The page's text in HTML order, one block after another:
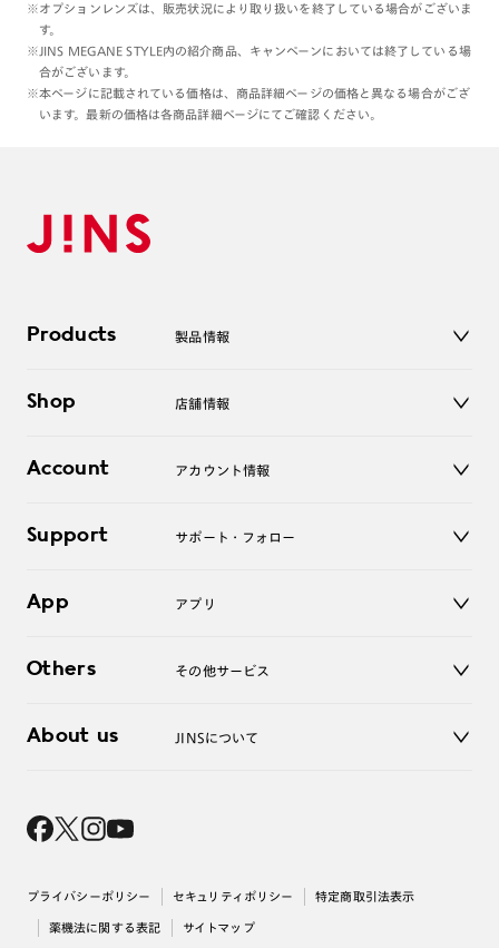
※オプションレンズは、販売状況により取り扱いを終了している場合がございま
す。
※JINS MEGANE STYLE内の紹介商品、キャンペーンにおいては終了している場
合がございます。
※本ページに記載されている価格は、商品詳細ページの価格と異なる場合がござ
います。最新の価格は各商品詳細ページにてご確認ください。
Products 製品情報
サングラス
コンタクトレンズ
アクセサリー
Shop 店舗情報
オンラインショップ
Account アカウント情報
ログアウト
Support サポート・フォロー
よくあるご質問
お問い合わせ
App アプリ
Others その他サービス
レンズ交換
About us JINSについて
採用情報
出店について
プライバシーポリシー セキュリティポリシー 特定商取引法表示
薬機法に関する表記 サイトマップ